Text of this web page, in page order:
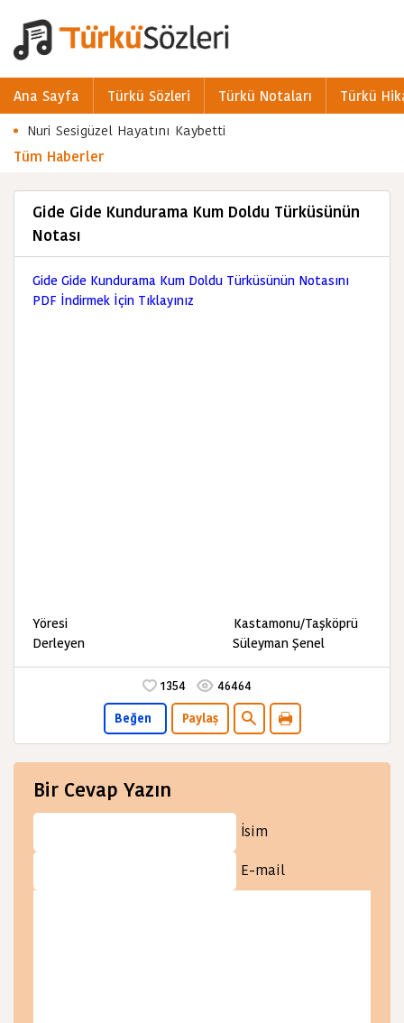
Ana Sayfa Türkü Sözleri Türkü Notaları
Türkü
Nuri Sesigüzel Hayatını Kaybetti
Tüm Haberler
Gide Gide Kundurama Kum Doldu Türküsünün
Notası
Gide Gide Kundurama Kum Doldu Türküsünün Notasını
PDF İndirmek İçin Tıklayınız
Yöresi Kastamonu/Taşköprü
Derleyen Süleyman Şenel
1354 46464
Beğen Paylaş
Bir Cevap Yazın
İsim
E-mail